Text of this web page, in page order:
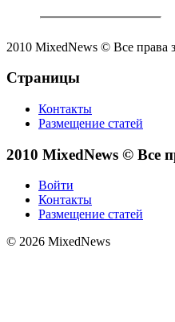
2010 MixedNews © Все
Страницы
Контакты
Размещение статей
2010 MixedNews © Все
Войти
Контакты
Размещение статей
© 2026 MixedNews